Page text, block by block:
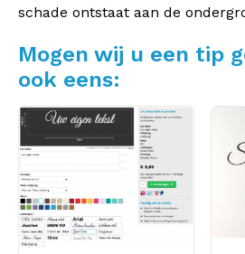
schade ontstaat aan de
Mogen wij u een tip
ook eens: